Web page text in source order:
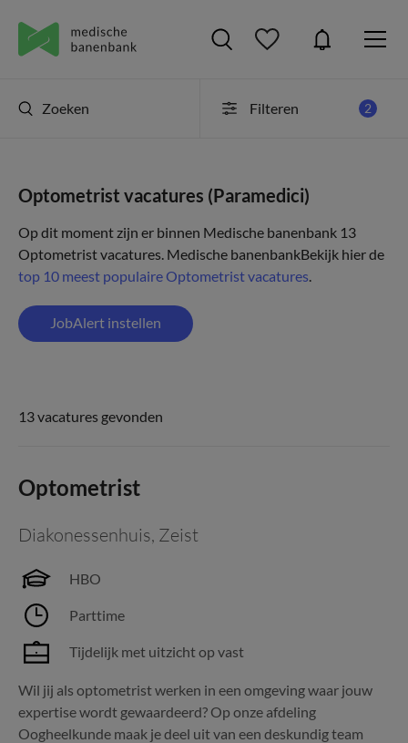
Zoeken Filteren 2
Optometrist vacatures (Paramedici)
Op dit moment zijn er binnen Medische banenbank 13
Optometrist vacatures. Medische banenbankBekijk hier de
top 10 meest populaire Optometrist vacatures.
JobAlert instellen
13 vacatures gevonden
Optometrist
Diakonessenhuis, Zeist
HBO
Parttime
Tijdelijk met uitzicht op vast
Wil jij als optometrist werken in een omgeving waar jouw
expertise wordt gewaardeerd? Op onze afdeling
Oogheelkunde maak je deel uit van een deskundig team